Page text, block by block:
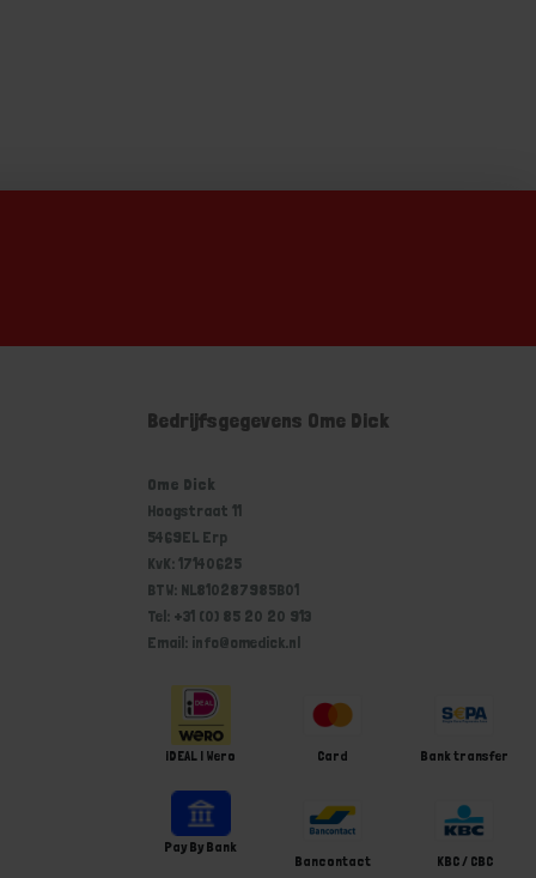
Bedrijfsgegevens Ome Dick
Ome Dick
Hoogstraat 11
5469EL Erp
KvK: 17140625
BTW: NL810287985B01
Tel: +31 (0) 85 20 20 913
Email: info@omedick.nl
iDEAL | Wero Card Bank transfer
Pay By Bank
Bancontact
KBC / CBC